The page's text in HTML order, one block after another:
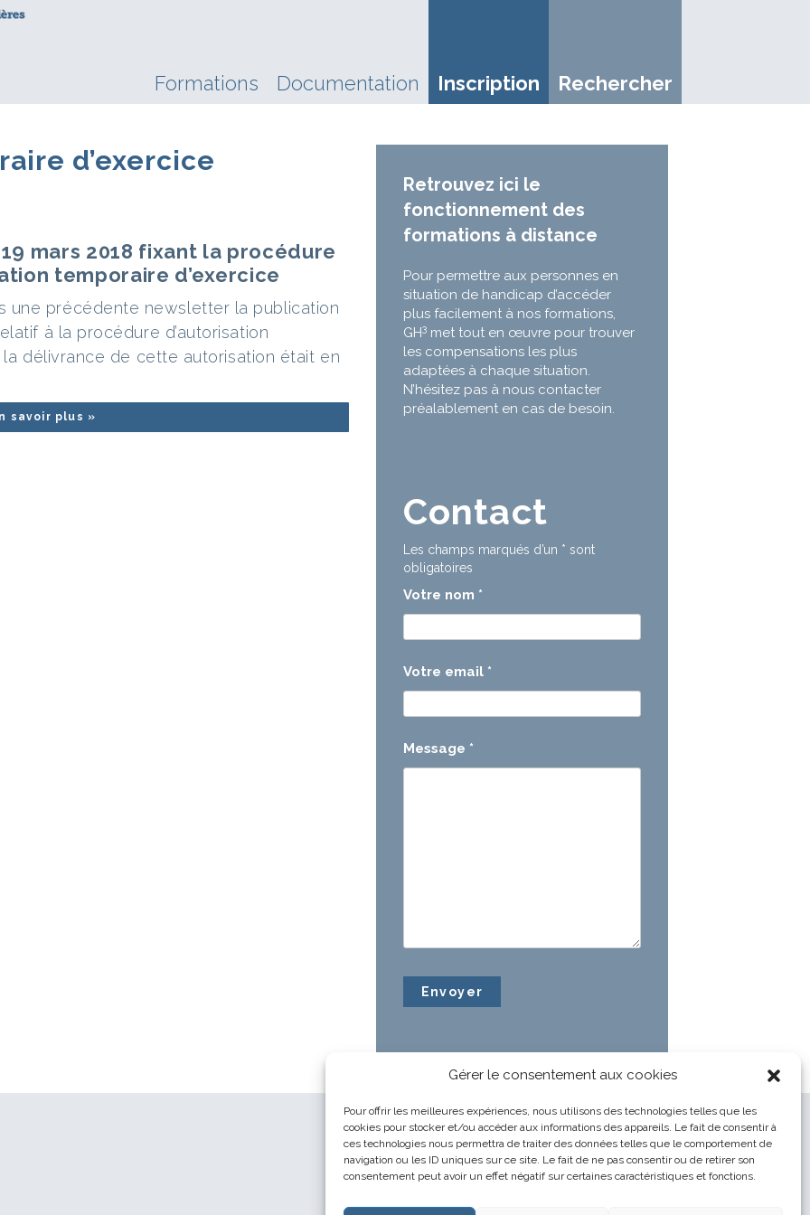
Gérer le consentement aux cookies
Pour offrir les meilleures expériences, nous utilisons des technologies telles que les
cookies pour stocker et/ou accéder aux informations des appareils. Le fait de consentir à
ces technologies nous permettra de traiter des données telles que le comportement de
navigation ou les ID uniques sur ce site. Le fait de ne pas consentir ou de retirer son
consentement peut avoir un effet négatif sur certaines caractéristiques et fonctions.
Formations Documentation Inscription Rechercher
d’exercice
mars 2018 fixant la procédure
temporaire d’exercice
une précédente newsletter la publication
à la procédure d’autorisation
délivrance de cette autorisation était en
savoir plus »
Retrouvez ici le
fonctionnement des
formations à distance
Pour permettre aux personnes en
situation de handicap d’accéder
plus facilement à nos formations,
GH3met tout en œuvre pour trouver
les compensations les plus
adaptées à chaque situation.
N’hésitez pas à nous contacter
préalablement en cas de besoin.
Contact
Les champs marqués d’un * sont
obligatoires
Votre nom *
Votre email *
Message *